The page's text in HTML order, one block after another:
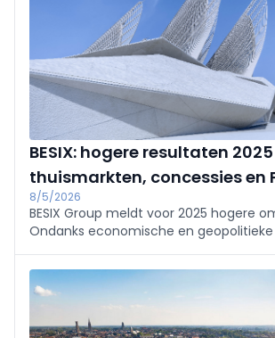
BESIX: hogere resultaten
thuismarkten, concessies en
8/5/2026
BESIX Group meldt voor 2025 hogere
Ondanks economische en
activiteiten, dankzij gedisciplineerde
evenwichtige risicoprofielen, sterke
kasstroomzichtbaarheid en
concessies en PPS.